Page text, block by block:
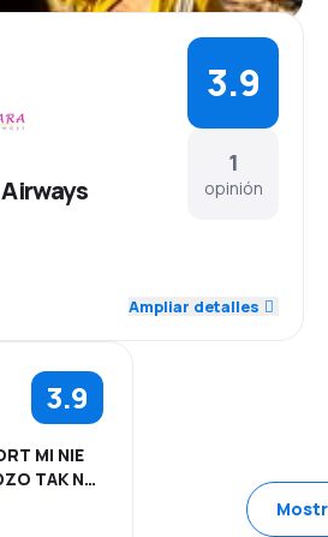
1
opinión
3.9
2.0
Ampliar detalles
3.9
MI NIE
TAK NA